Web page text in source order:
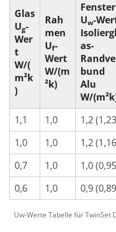
Glas
Ug-
Wer
t
W/(
m²k
)
Rah
men
Uf-
Wert
W/(m
²k)
Fenster
Uw-
Isoliergl
as-
bund
Alu
W/
1,1 1,0 1,2
1,0
1,0 1,2
0,7
1,0 1,0
0,6
1,0 0,9
Uw-Werte Tabelle für TwinSet